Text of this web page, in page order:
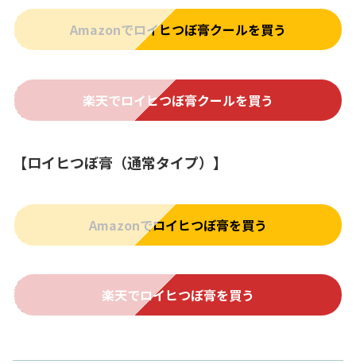
Amazonでロイヒつぼ膏クールを買う
楽天でロイヒつぼ膏クールを買う
【ロイヒつぼ膏（通常タイプ）】
Amazonでロイヒつぼ膏を買う
楽天でロイヒつぼ膏を買う